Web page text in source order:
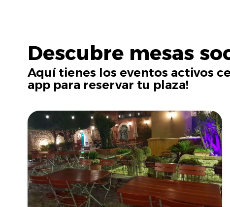
Descubre mesas
Aquí tienes los eventos activos
app para reservar tu plaza!